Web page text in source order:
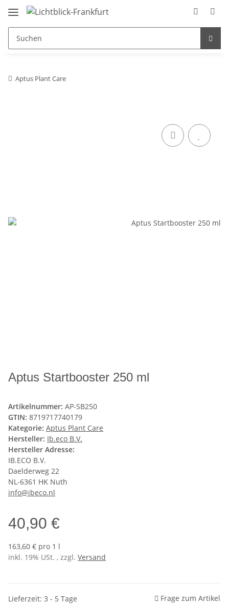
Aptus Plant Care
Aptus Startbooster 250 ml
Artikelnummer: AP-SB250
GTIN: 8719717740179
Kategorie: Aptus Plant Care
Hersteller: Ib.eco B.V.
Hersteller Adresse:
IB.ECO B.V.
Daelderweg 22
NL-6361 HK Nuth
info@ibeco.nl
40,90 €
163,60 € pro 1 l
inkl. 19% USt. , zzgl. Versand
Lieferzeit: 3 - 5 Tage Frage zum Artikel